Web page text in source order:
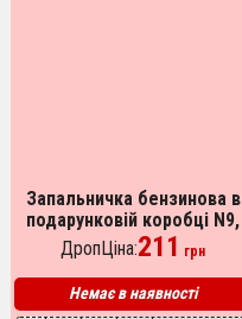
Запальничка бензинова в
подарунковій коробці N9,
подарункові запальнички,
подарунок запальничка
хлопцю.
ДропЦіна:211 грн
Немає в наявності